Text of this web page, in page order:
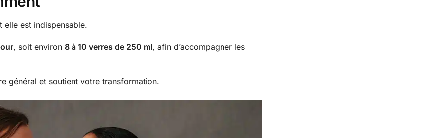
elle est indispensable.
, soit environ 8 à 10 verres de 250 ml, afin d’accompagner les
général et soutient votre transformation.